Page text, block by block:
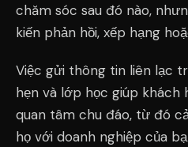
chăm sóc sau đó nào,
kiến phản hồi, xếp hạng
Việc gửi thông tin liên lạc
hẹn và lớp học giúp
quan tâm chu đáo, từ đó
họ với doanh nghiệp của